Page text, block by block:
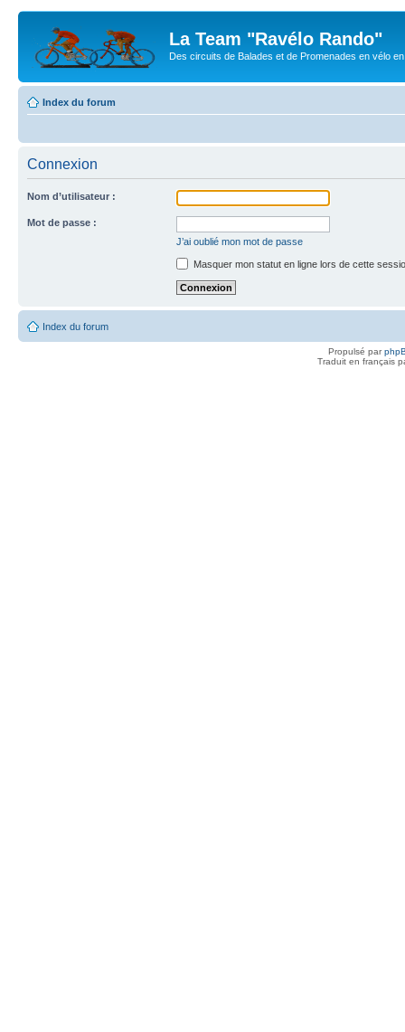
La Team "Ravélo Rando"
Des circuits de Balades et de Promenades en vélo
Index du forum
Connexion
Nom d’utilisateur :
Mot de passe :
J’ai oublié mon mot de passe
Masquer mon statut en ligne lors de cette
Index du forum
Propulsé par
Traduit en français